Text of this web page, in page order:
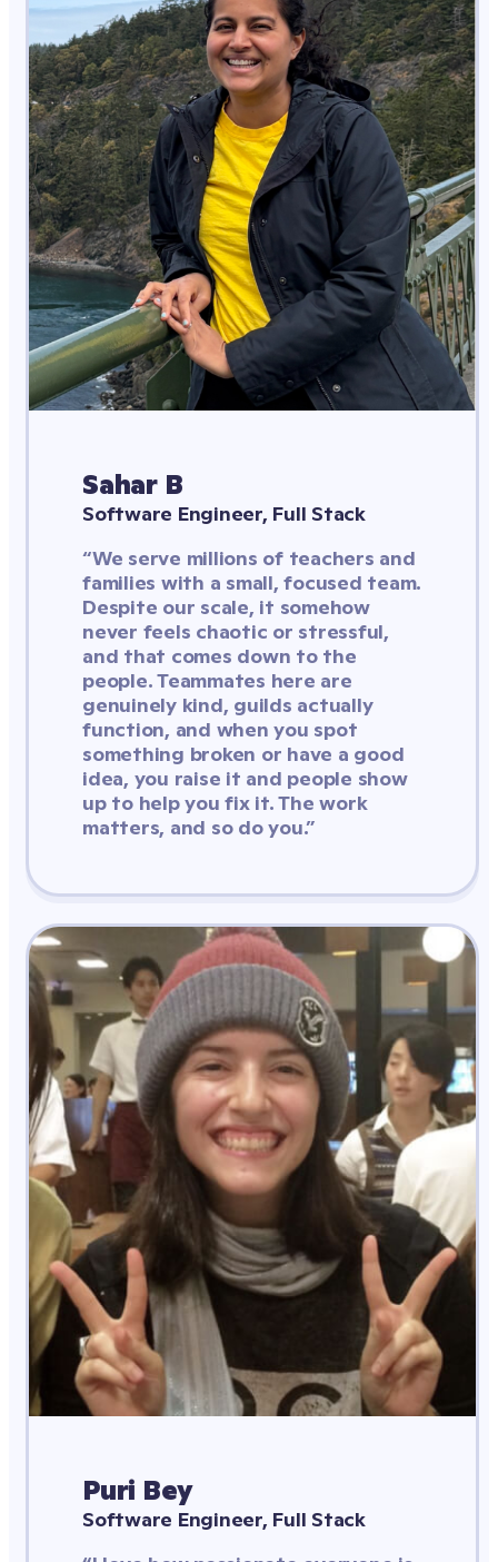
Sahar B
Software Engineer, Full Stack
“We serve millions of teachers and
families with a small, focused team.
Despite our scale, it somehow
never feels chaotic or stressful,
and that comes down to the
people. Teammates here are
genuinely kind, guilds actually
function, and when you spot
something broken or have a good
idea, you raise it and people show
up to help you fix it. The work
matters, and so do you.”
Puri Bey
Software Engineer, Full Stack